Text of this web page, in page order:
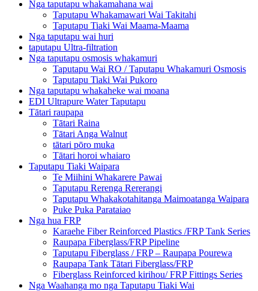
Nga taputapu whakamahana wai
Taputapu Whakamawari Wai Takitahi
Taputapu Tiaki Wai Maama-Maama
Nga taputapu wai huri
taputapu Ultra-filtration
Nga taputapu osmosis whakamuri
Taputapu Wai RO / Taputapu Whakamuri Osmosis
Taputapu Tiaki Wai Pukoro
Nga taputapu whakaheke wai moana
EDI Ultrapure Water Taputapu
Tātari raupapa
Tātari Raina
Tātari Anga Walnut
tātari pōro muka
Tātari horoi whaiaro
Taputapu Tiaki Waipara
Te Miihini Whakarere Pawai
Taputapu Rerenga Rererangi
Taputapu Whakakotahitanga Maimoatanga Waipara
Puke Puka Parataiao
Nga hua FRP
Karaehe Fiber Reinforced Plastics /FRP Tank Series
Raupapa Fiberglass/FRP Pipeline
Taputapu Fiberglass / FRP – Raupapa Pourewa
Raupapa Tank Tātari Fiberglass/FRP
Fiberglass Reinforced kirihou/ FRP Fittings Series
Nga Waahanga mo nga Taputapu Tiaki Wai